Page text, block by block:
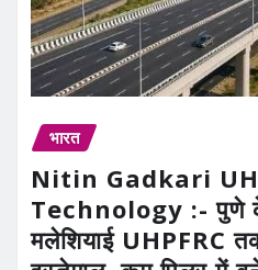
भारत
Nitin Gadkari
Technology :- पुणे के
मलेशियाई UHPFRC